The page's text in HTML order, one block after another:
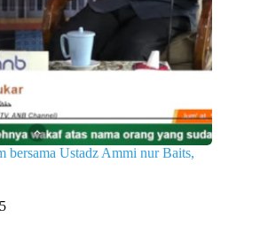
bersama Ustadz Ammi nur Baits,